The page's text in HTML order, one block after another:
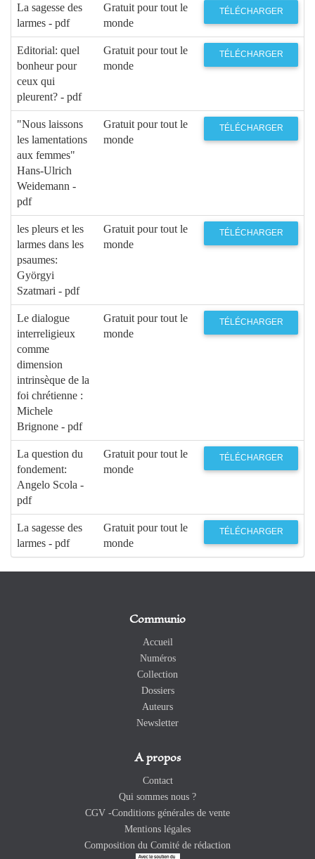
La sagesse des
larmes - pdf
Gratuit pour tout le
monde
TÉLÉCHARGER
Editorial: quel
bonheur pour
ceux qui
pleurent? - pdf
Gratuit pour tout le
monde
TÉLÉCHARGER
"Nous laissons
les lamentations
aux femmes"
Hans-Ulrich
Weidemann -
pdf
Gratuit pour tout le
monde
TÉLÉCHARGER
les pleurs et les
larmes dans les
psaumes:
Györgyi
Szatmari - pdf
Gratuit pour tout le
monde
TÉLÉCHARGER
Le dialogue
interreligieux
comme
dimension
intrinsèque de la
foi chrétienne :
Michele
Brignone - pdf
Gratuit pour tout le
monde
TÉLÉCHARGER
La question du
fondement:
Angelo Scola -
pdf
Gratuit pour tout le
monde
TÉLÉCHARGER
La sagesse des
larmes - pdf
Gratuit pour tout le
monde
TÉLÉCHARGER
Communio
Accueil
Numéros
Collection
Dossiers
Auteurs
Newsletter
A propos
Contact
Qui sommes nous ?
CGV -Conditions générales de vente
Mentions légales
Composition du Comité de rédaction